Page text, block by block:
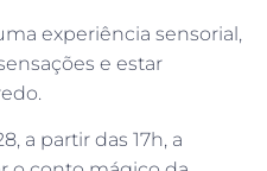
experiência sensorial,
e estar
a partir das 17h, a